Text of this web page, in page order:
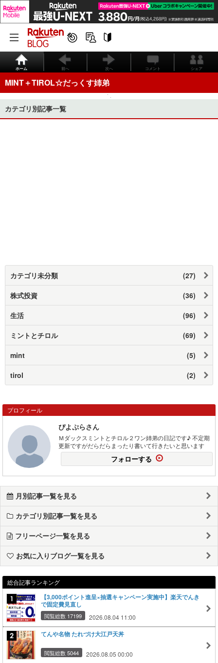
ホーム 前へ 次へ コメント シェア
MINT＋TIROL☆だっくす姉弟
カテゴリ別記事一覧
カテゴリ未分類 (27)
株式投資 (36)
生活 (96)
ミントとチロル (69)
mint (5)
tirol (2)
プロフィール
ぴよぷらさん
Ｍダックスミントとチロル２ワン姉弟の日記です♪ 不定期
更新ですがだらだらまったり書いて行きたいと思います
フォローする
月別記事一覧を見る
カテゴリ別記事一覧を見る
フリーページ一覧を見る
お気に入りブログ一覧を見る
総合記事ランキング
【3,000ポイント進呈×抽選キャンペーン実施中】楽天でんき
で固定費見直し
閲覧総数 17199 2026.08.04 11:00
てんや名物 たれづけ大江戸天丼
閲覧総数 5044 2026.08.05 00:00